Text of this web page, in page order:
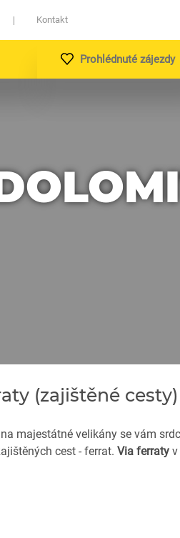
Kontakt
Prohlédnuté zájezdy
(zajištěné cesty)
majestátné velikány se vám
cest - ferrat. Via ferraty